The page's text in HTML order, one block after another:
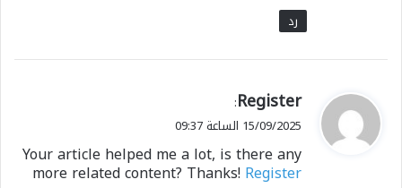
رد
ي
ق
ل
Register
:
15/09/2025 الساعة 09:37
Your article helped me a lot, is there any
more related content? Thanks!Register